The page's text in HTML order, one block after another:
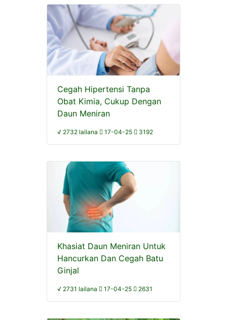
Cegah Hipertensi Tanpa
Obat Kimia, Cukup Dengan
Daun Meniran
√ 2732 lailana 17-04-25 3192
Khasiat Daun Meniran Untuk
Hancurkan Dan Cegah Batu
Ginjal
√ 2731 lailana 17-04-25 2631